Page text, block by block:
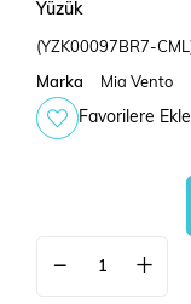
Yüzük
(YZK00097BR7-
Marka Mia Vento
Favorilere Ekle